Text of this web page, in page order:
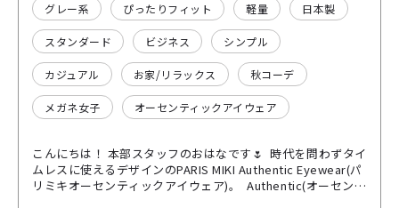
グレー系 ぴったりフィット 軽量 日本製
スタンダード ビジネス シンプル
カジュアル お家/リラックス 秋コーデ
メガネ女子 オーセンティックアイウェア
こんにちは！ 本部スタッフのおはなです🌷 時代を問わずタイ
ムレスに使えるデザインのPARIS MIKI Authentic Eyewear(パ
リミキオーセンティックアイウェア)。 Authentic(オーセンテ